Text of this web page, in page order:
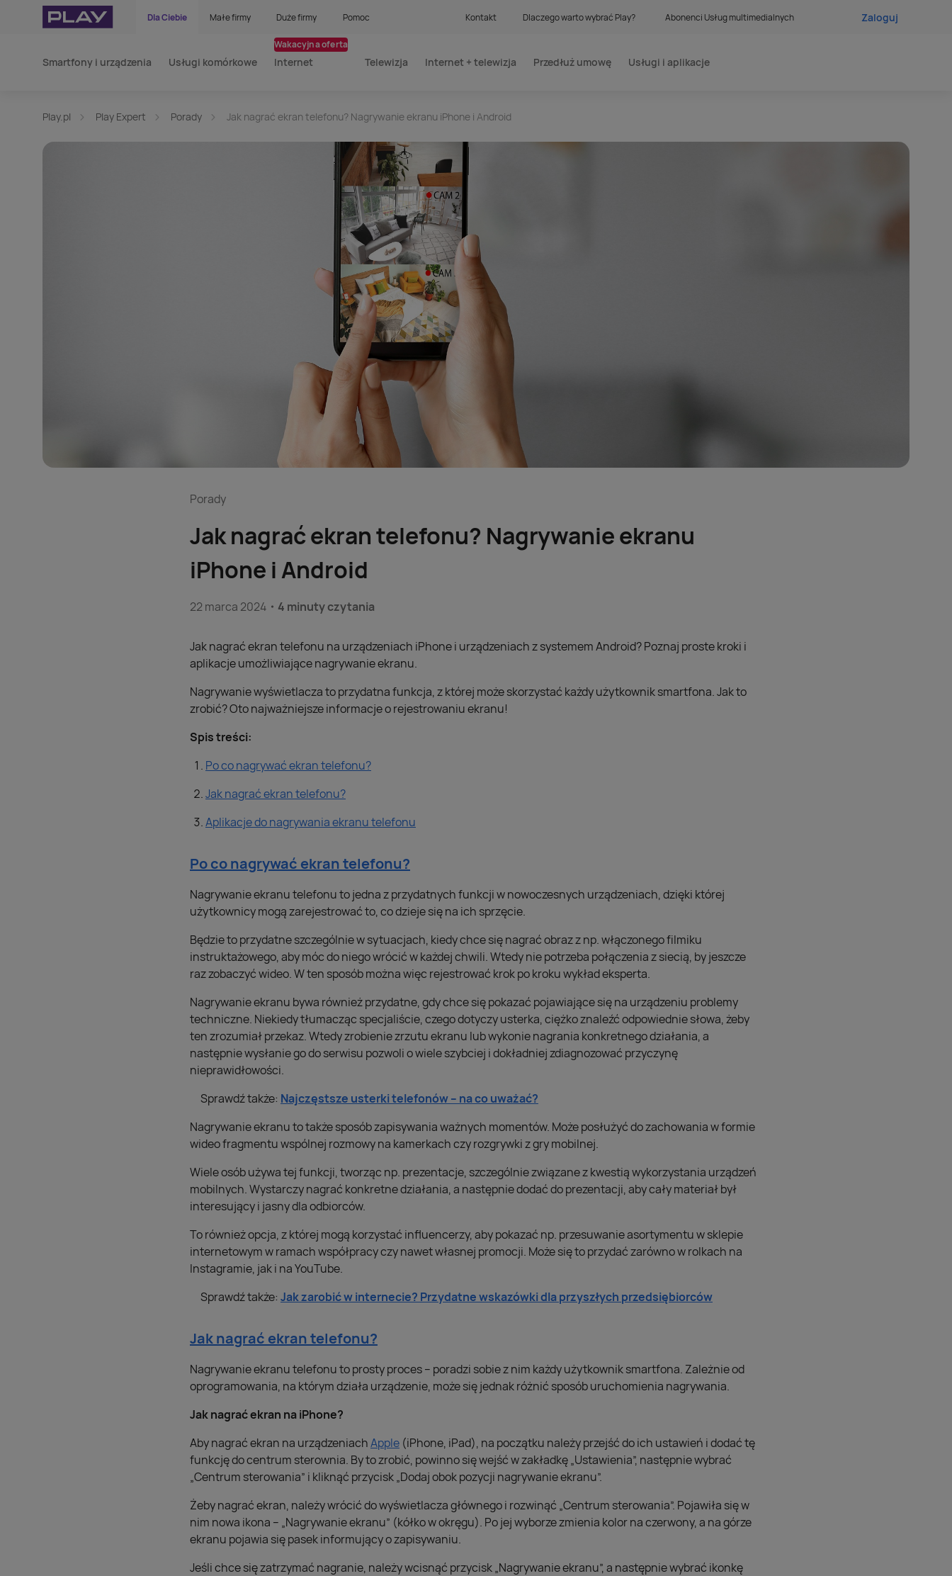
Dla Ciebie Małe firmy Duże firmy Pomoc Kontakt Dlaczego warto wybrać Play? Abonenci Usług multimedialnych Zaloguj
Smartfony i urządzenia Usługi komórkowe Internet
Wakacyjna oferta
Telewizja Internet + telewizja Przedłuż umowę Usługi i aplikacje
Play.pl Play Expert Porady Jak nagrać ekran telefonu? Nagrywanie ekranu iPhone i Android
Porady
Jak nagrać ekran telefonu? Nagrywanie ekranu
iPhone i Android
22 marca 2024 4 minuty czytania
Jak nagrać ekran telefonu na urządzeniach iPhone i urządzeniach z systemem Android? Poznaj proste kroki i
aplikacje umożliwiające nagrywanie ekranu.
Nagrywanie wyświetlacza to przydatna funkcja, z której może skorzystać każdy użytkownik smartfona. Jak to
zrobić? Oto najważniejsze informacje o rejestrowaniu ekranu!
Spis treści:
Po co nagrywać ekran telefonu?
Jak nagrać ekran telefonu?
Aplikacje do nagrywania ekranu telefonu
Po co nagrywać ekran telefonu?
Nagrywanie ekranu telefonu to jedna z przydatnych funkcji w nowoczesnych urządzeniach, dzięki której
użytkownicy mogą zarejestrować to, co dzieje się na ich sprzęcie.
Będzie to przydatne szczególnie w sytuacjach, kiedy chce się nagrać obraz z np. włączonego filmiku
instruktażowego, aby móc do niego wrócić w każdej chwili. Wtedy nie potrzeba połączenia z siecią, by jeszcze
raz zobaczyć wideo. W ten sposób można więc rejestrować krok po kroku wykład eksperta.
Nagrywanie ekranu bywa również przydatne, gdy chce się pokazać pojawiające się na urządzeniu problemy
techniczne. Niekiedy tłumacząc specjaliście, czego dotyczy usterka, ciężko znaleźć odpowiednie słowa, żeby
ten zrozumiał przekaz. Wtedy zrobienie zrzutu ekranu lub wykonie nagrania konkretnego działania, a
następnie wysłanie go do serwisu pozwoli o wiele szybciej i dokładniej zdiagnozować przyczynę
nieprawidłowości.
Sprawdź także: Najczęstsze usterki telefonów – na co uważać?
Nagrywanie ekranu to także sposób zapisywania ważnych momentów. Może posłużyć do zachowania w formie
wideo fragmentu wspólnej rozmowy na kamerkach czy rozgrywki z gry mobilnej.
Wiele osób używa tej funkcji, tworząc np. prezentacje, szczególnie związane z kwestią wykorzystania urządzeń
mobilnych. Wystarczy nagrać konkretne działania, a następnie dodać do prezentacji, aby cały materiał był
interesujący i jasny dla odbiorców.
To również opcja, z której mogą korzystać influencerzy, aby pokazać np. przesuwanie asortymentu w sklepie
internetowym w ramach współpracy czy nawet własnej promocji. Może się to przydać zarówno w rolkach na
Instagramie, jak i na YouTube.
Sprawdź także: Jak zarobić w internecie? Przydatne wskazówki dla przyszłych przedsiębiorców
Jak nagrać ekran telefonu?
Nagrywanie ekranu telefonu to prosty proces – poradzi sobie z nim każdy użytkownik smartfona. Zależnie od
oprogramowania, na którym działa urządzenie, może się jednak różnić sposób uruchomienia nagrywania.
Jak nagrać ekran na iPhone?
Aby nagrać ekran na urządzeniachApple (iPhone, iPad), na początku należy przejść do ich ustawień i dodać tę
funkcję do centrum sterownia. By to zrobić, powinno się wejść w zakładkę „Ustawienia”, następnie wybrać
„Centrum sterowania” i kliknąć przycisk „Dodaj obok pozycji nagrywanie ekranu”.
Żeby nagrać ekran, należy wrócić do wyświetlacza głównego i rozwinąć „Centrum sterowania”. Pojawiła się w
nim nowa ikona – „Nagrywanie ekranu” (kółko w okręgu). Po jej wyborze zmienia kolor na czerwony, a na górze
ekranu pojawia się pasek informujący o zapisywaniu.
Jeśli chce się zatrzymać nagranie, należy wcisnąć przycisk „Nagrywanie ekranu”, a następnie wybrać ikonkę